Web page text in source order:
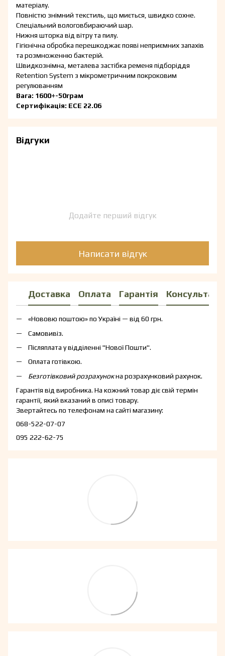
матеріалу.
Повністю знімний текстиль, що миється, швидко сохне.
Спеціальний вологовбираючий шар.
Нижня шторка від вітру та пилу.
Гігієнічна обробка перешкоджає появі неприємних запахів
та розмноженню бактерій.
Швидкознімна, металева застібка ременя підборіддя
Retention System з мікрометричним покроковим
регулюванням
Вага: 1600+-50грам
Сертифікація: ЕСЕ 22.06
Відгуки
Додайте перший відгук
Написати відгук
Доставка Оплата Гарантія
«Нововю поштою» по Україні — від 60 грн.
Самовивіз.
Післяплата у відділенні "Нової Пошти".
Оплата готівкою.
Безготівковий розрахунокна розрахунковий рахунок.
Гарантія від виробника. На кожний товар діє свій термін
гарантії, який вказаний в описі товару.
Звертайтесь по телефонам на сайті магазину:
068-522-07-07
095 222-62-75